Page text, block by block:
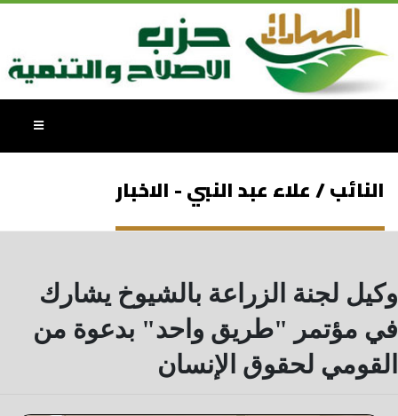
النائب / علاء عبد النبي - الاخبار
وكيل لجنة الزراعة بالشيوخ يشارك
في مؤتمر "طريق واحد" بدعوة من
القومي لحقوق الإنسان